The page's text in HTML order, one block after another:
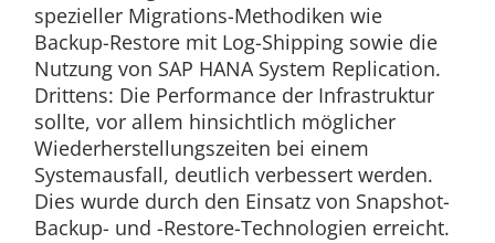
spezieller Migrations-Methodiken wie
Backup-Restore mit Log-Shipping sowie die
Nutzung von SAP HANA System Replication.
Drittens: Die Performance der Infrastruktur
sollte, vor allem hinsichtlich möglicher
Wiederherstellungszeiten bei einem
Systemausfall, deutlich verbessert werden.
Dies wurde durch den Einsatz von Snapshot-
Backup- und -Restore-Technologien erreicht.